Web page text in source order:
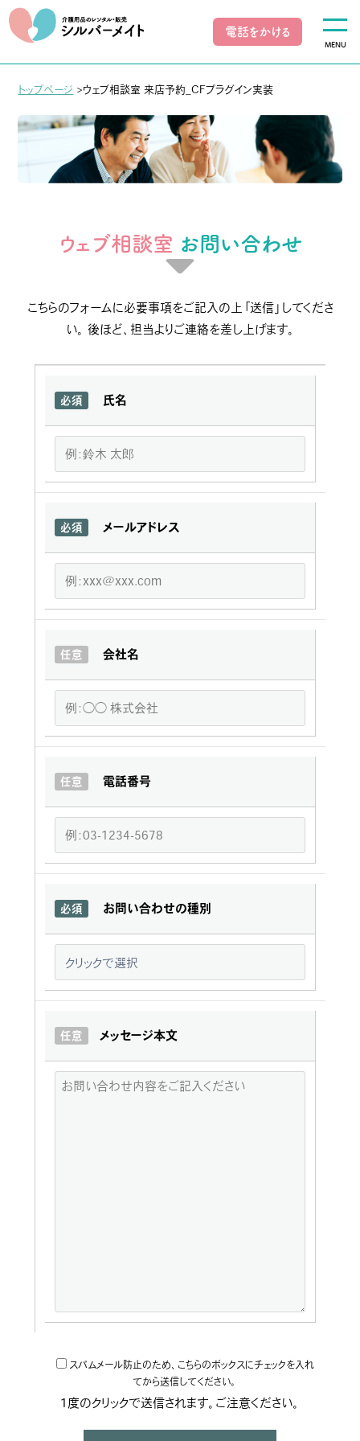
電話をかける
MENU
トップページ >ウェブ相談室 来店予約_CFプラグイン実装
ウェブ相談室 お問い合わせ
こちらのフォームに必要事項をご記入の上「送信」してくださ
い。 後ほど、担当よりご連絡を差し上げます。
必須 氏名
必須 メールアドレス
任意 会社名
任意 電話番号
必須 お問い合わせの種別
任意 メッセージ本文
スパムメール防止のため、こちらのボックスにチェックを入れ
てから送信してください。
1度のクリックで送信されます。ご注意ください。